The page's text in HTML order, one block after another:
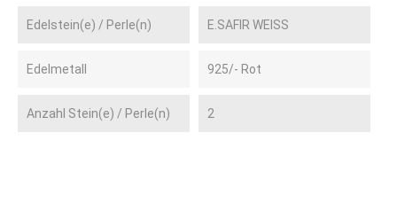
Edelstein(e) / Perle(n) E.SAFIR WEISS
Edelmetall 925/- Rot
Anzahl Stein(e) / Perle(n) 2